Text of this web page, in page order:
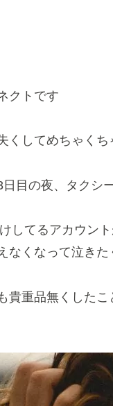
クトです
くしてめちゃくち
目の夜、タクシ
してるアカウン
なくなって泣きた
貴重品無くした